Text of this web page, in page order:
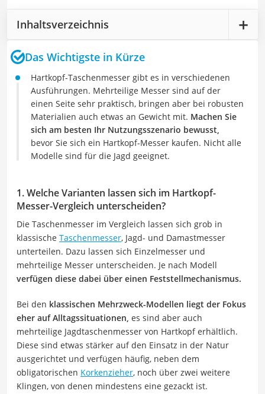
Inhaltsverzeichnis
Das Wichtigste in Kürze
Hartkopf-Taschenmesser gibt es in verschiedenen
Ausführungen. Mehrteilige Messer sind auf der
einen Seite sehr praktisch, bringen aber bei robusten
Materialien auch etwas an Gewicht mit. Machen Sie
sich am besten Ihr Nutzungsszenario bewusst,
bevor Sie sich ein Hartkopf-Messer kaufen. Nicht alle
Modelle sind für die Jagd geeignet.
1. Welche Varianten lassen sich im Hartkopf-
Messer-Vergleich unterscheiden?
Die Taschenmesser im Vergleich lassen sich grob in
klassische Taschenmesser, Jagd- und Damastmesser
unterteilen. Dazu lassen sich Einzelmesser und
mehrteilige Messer unterscheiden. Je nach Modell
verfügen diese dabei über einen Feststellmechanismus.
Bei den klassischen Mehrzweck-Modellen liegt der Fokus
eher auf Alltagssituationen, es sind aber auch
mehrteilige Jagdtaschenmesser von Hartkopf erhältlich.
Diese sind etwas stärker auf den Einsatz in der Natur
ausgerichtet und verfügen häufig, neben dem
obligatorischen Korkenzieher, noch über zwei weitere
Klingen, von denen mindestens eine gezackt ist.